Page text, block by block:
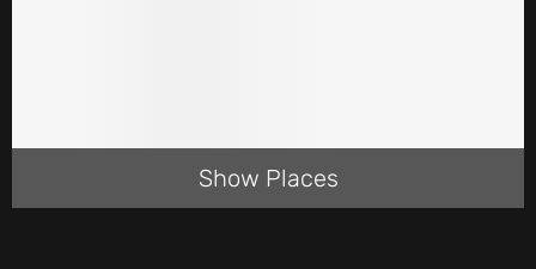
Show Places